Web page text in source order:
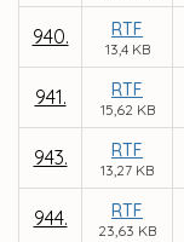
940. RTF
13,4 KB
941. RTF
15,62 KB
943. RTF
13,27 KB
944. RTF
23,63 KB